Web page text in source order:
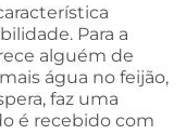
Para a
alguém de
água no feijão,
faz uma
é recebido com